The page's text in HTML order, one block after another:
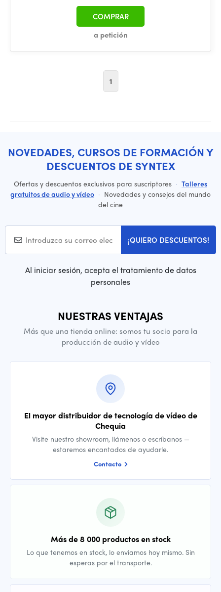
a petición
COMPRAR
1
NOVEDADES, CURSOS DE FORMACIÓN Y
DESCUENTOS DE SYNTEX
Ofertas y descuentos exclusivos para suscriptores · Talleres
gratuitos de audio y vídeo · Novedades y consejos del mundo
del cine
¡QUIERO DESCUENTOS!
Al iniciar sesión, acepta el tratamiento de datos
personales
NUESTRAS VENTAJAS
Más que una tienda online: somos tu socio para la
producción de audio y vídeo
El mayor distribuidor de tecnología de vídeo de
Chequia
Visite nuestro showroom, llámenos o escríbanos —
estaremos encantados de ayudarle.
Contacto
Más de 8 000 productos en stock
Lo que tenemos en stock, lo enviamos hoy mismo. Sin
esperas por el transporte.